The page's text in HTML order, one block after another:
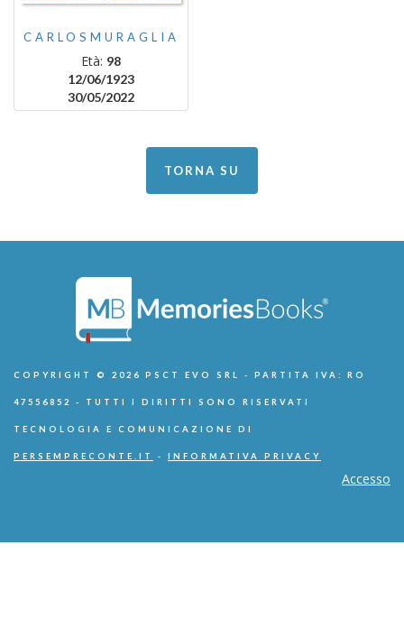
CARLOSMURAGLIA
Età: 98
12/06/1923
30/05/2022
TORNA SU
COPYRIGHT © 2026 PSCT EVO SRL - PARTITA IVA: RO
47556852 - TUTTI I DIRITTI SONO RISERVATI
TECNOLOGIA E COMUNICAZIONE DI
PERSEMPRECONTE.IT - INFORMATIVA PRIVACY
Accesso